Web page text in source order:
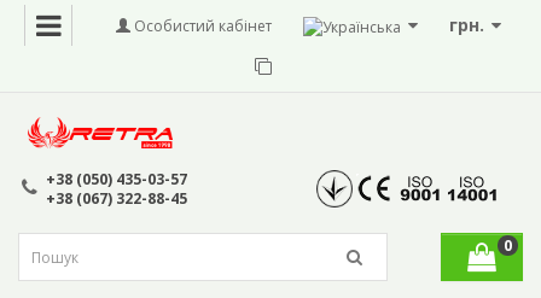
грн.
Особистий кабінет
+38 (050) 435-03-57
+38 (067) 322-88-45
0